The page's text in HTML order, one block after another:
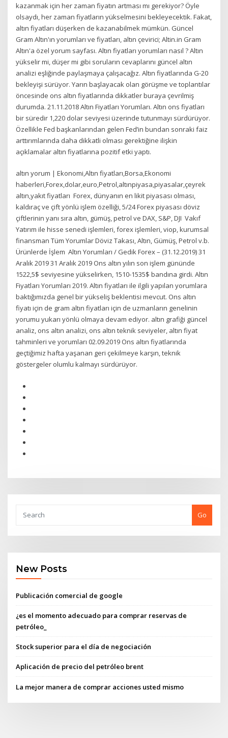
kazanmak için her zaman fiyatın artması mı gerekiyor? Öyle
olsaydı, her zaman fiyatların yükselmesini bekleyecektik. Fakat,
altın fiyatları düşerken de kazanabilmek mümkün. Güncel
Gram Altın'ın yorumları ve fiyatları, altın çevirici; Altin.in Gram
Altın'a özel yorum sayfası. Altın fiyatları yorumları nasıl ? Altın
yükselir mi, düşer mi gibi soruların cevaplarını güncel altın
analizi eşliğinde paylaşmaya çalışacağız. Altın fiyatlarında G-20
bekleyişi sürüyor. Yarın başlayacak olan görüşme ve toplantılar
öncesinde ons altın fiyatlarında dikkatler buraya çevrilmiş
durumda. 21.11.2018 Altın Fiyatları Yorumları. Altın ons fiyatları
bir süredir 1,220 dolar seviyesi üzerinde tutunmayı sürdürüyor.
Özellikle Fed başkanlarından gelen Fed’in bundan sonraki faiz
arttırımlarında daha dikkatli olması gerektiğine ilişkin
açıklamalar altın fiyatlarına pozitif etki yaptı.
altın yorum | Ekonomi,Altın fiyatları,Borsa,Ekonomi
haberleri,Forex,dolar,euro,Petrol,altınpiyasa,piyasalar,çeyrek
altın,yakıt fiyatları Forex, dünyanın en likit piyasası olması,
kaldıraç ve çift yönlü işlem özelliği, 5/24 Forex piyasası döviz
çiftlerinin yanı sıra altın, gümüş, petrol ve DAX, S&P, DJI Vakıf
Yatırım ile hisse senedi işlemleri, forex işlemleri, viop, kurumsal
finansman Tüm Yorumlar Döviz Takası, Altın, Gümüş, Petrol v.b.
Ürünlerde İşlem Altın Yorumları / Gedik Forex – (31.12.2019) 31
Aralık 2019 31 Aralık 2019 Ons altın yılın son işlem gününde
1522,5$ seviyesine yükselirken, 1510-1535$ bandına girdi. Altın
Fiyatları Yorumları 2019. Altın fiyatları ile ilgili yapılan yorumlara
baktığımızda genel bir yükseliş beklentisi mevcut. Ons altın
fiyatı için de gram altın fiyatları için de uzmanların genelinin
yorumu yukarı yönlü olmaya devam ediyor. altın grafiği güncel
analiz, ons altın analizi, ons altın teknik seviyeler, altın fiyat
tahminleri ve yorumları 02.09.2019 Ons altın fiyatlarında
geçtiğimiz hafta yaşanan geri çekilmeye karşın, teknik
göstergeler olumlu kalmayı sürdürüyor.
Go
New Posts
Publicación comercial de google
¿es el momento adecuado para comprar reservas de
petróleo_
Stock superior para el día de negociación
Aplicación de precio del petróleo brent
La mejor manera de comprar acciones usted mismo